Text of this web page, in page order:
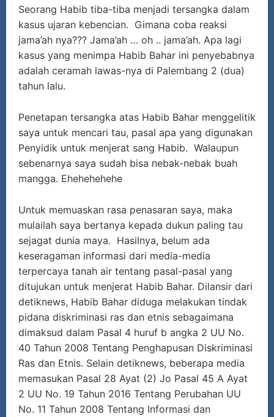
Seorang Habib tiba-tiba menjadi tersangka dalam
kasus ujaran kebencian. Gimana coba reaksi
jama’ah nya??? Jama’ah … oh .. jama’ah. Apa lagi
kasus yang menimpa Habib Bahar ini penyebabnya
adalah ceramah lawas-nya di Palembang 2 (dua)
tahun lalu.
Penetapan tersangka atas Habib Bahar menggelitik
saya untuk mencari tau, pasal apa yang digunakan
Penyidik untuk menjerat sang Habib. Walaupun
sebenarnya saya sudah bisa nebak-nebak buah
mangga. Ehehehehehe
Untuk memuaskan rasa penasaran saya, maka
mulailah saya bertanya kepada dukun paling tau
sejagat dunia maya. Hasilnya, belum ada
keseragaman informasi dari media-media
terpercaya tanah air tentang pasal-pasal yang
ditujukan untuk menjerat Habib Bahar. Dilansir dari
detiknews, Habib Bahar diduga melakukan tindak
pidana diskriminasi ras dan etnis sebagaimana
dimaksud dalam Pasal 4 huruf b angka 2 UU No.
40 Tahun 2008 Tentang Penghapusan Diskriminasi
Ras dan Etnis. Selain detiknews, beberapa media
memasukan Pasal 28 Ayat (2) Jo Pasal 45 A Ayat
2 UU No. 19 Tahun 2016 Tentang Perubahan UU
No. 11 Tahun 2008 Tentang Informasi dan